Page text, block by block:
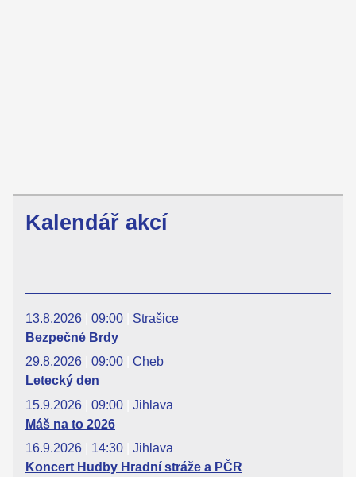
Kalendář akcí
13.8.2026 09:00
Strašice
Bezpečné Brdy
29.8.2026
09:00
Cheb
Letecký den
15.9.2026
09:00
Jihlava
Máš na to 2026
16.9.2026
14:30
Jihlava
Koncert Hudby Hradní stráže a PČR